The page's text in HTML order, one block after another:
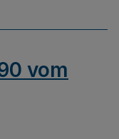
vom